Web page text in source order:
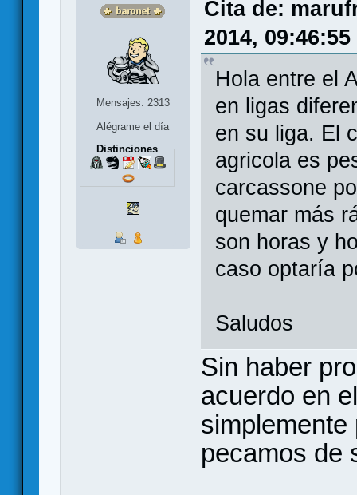
Mensajes: 2313
Alégrame el día
Distinciones
Cita de:
2014, 09:46:55
Hola entre el
en ligas
en su liga. El
agricola es
carcassone
quemar más
son horas y
caso optaría
Saludos
Sin haber
acuerdo en
pecamos de